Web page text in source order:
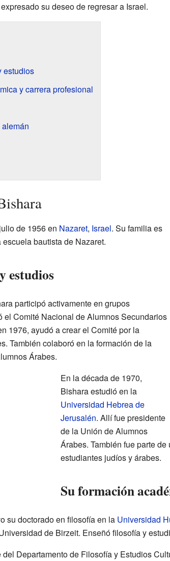
su deseo de regresar a Israel.
estudios
y carrera profesional
de 1956 en Nazaret, Israel. Su familia es
bautista de Nazaret.
estudios
participó activamente en grupos
el Comité Nacional de Alumnos Secundarios
1976, ayudó a crear el Comité por la
También colaboró en la formación de la
Árabes.
En la década de 1970,
Bishara estudió en la
Universidad Hebrea de
Jerusalén. Allí fue presidente
de la Unión de Alumnos
Árabes. También fue parte
estudiantes judíos y árabes.
Su formación
su doctorado en filosofía en la Universidad
de Birzeit. Enseñó filosofía y
Departamento de Filosofía y Estudios